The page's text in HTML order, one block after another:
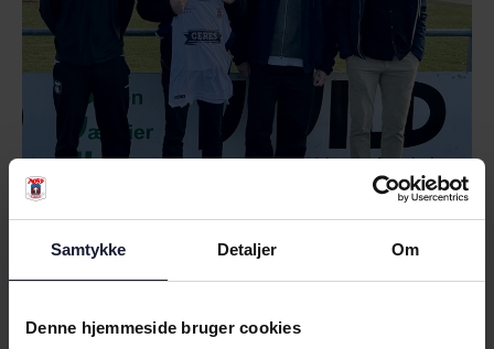
Samtykke Detaljer Om
Denne hjemmeside bruger cookies
Vivild er en moderne og traditionsrig gymnastik-